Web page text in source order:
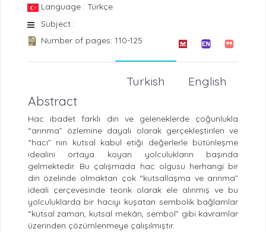
Language : Türkçe
Subject :
Number of pages: 110-125
English
Turkish
Abstract
Hac ibadet farklı din ve geleneklerde çoğunlukla
“arınma” özlemine dayalı olarak gerçekleştirilen ve
“hacı” nın kutsal kabul etiği değerlerle bütünleşme
idealini ortaya koyan yolculukların başında
gelmektedir. Bu çalışmada hac olgusu herhangi bir
din özelinde olmaktan çok “kutsallaşma ve arınma”
ideali çerçevesinde teorik olarak ele alınmış ve bu
yolculuklarda bir hacıyı kuşatan sembolik bağlamlar
“kutsal zaman, kutsal mekân, sembol” gibi kavramlar
üzerinden çözümlenmeye çalışılmıştır.